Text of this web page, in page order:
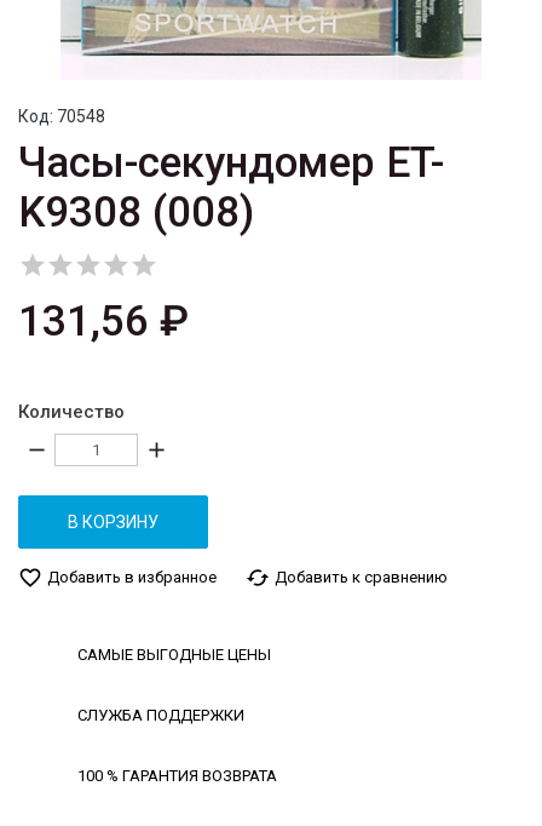
Код: 70548
Часы-секундомер ET-
K9308 (008)

131,56 ₽
Количество
remove add
В КОРЗИНУ
favorite_border Добавить в избранное cached Добавить к сравнению
САМЫЕ ВЫГОДНЫЕ ЦЕНЫ
СЛУЖБА ПОДДЕРЖКИ
100 % ГАРАНТИЯ ВОЗВРАТА